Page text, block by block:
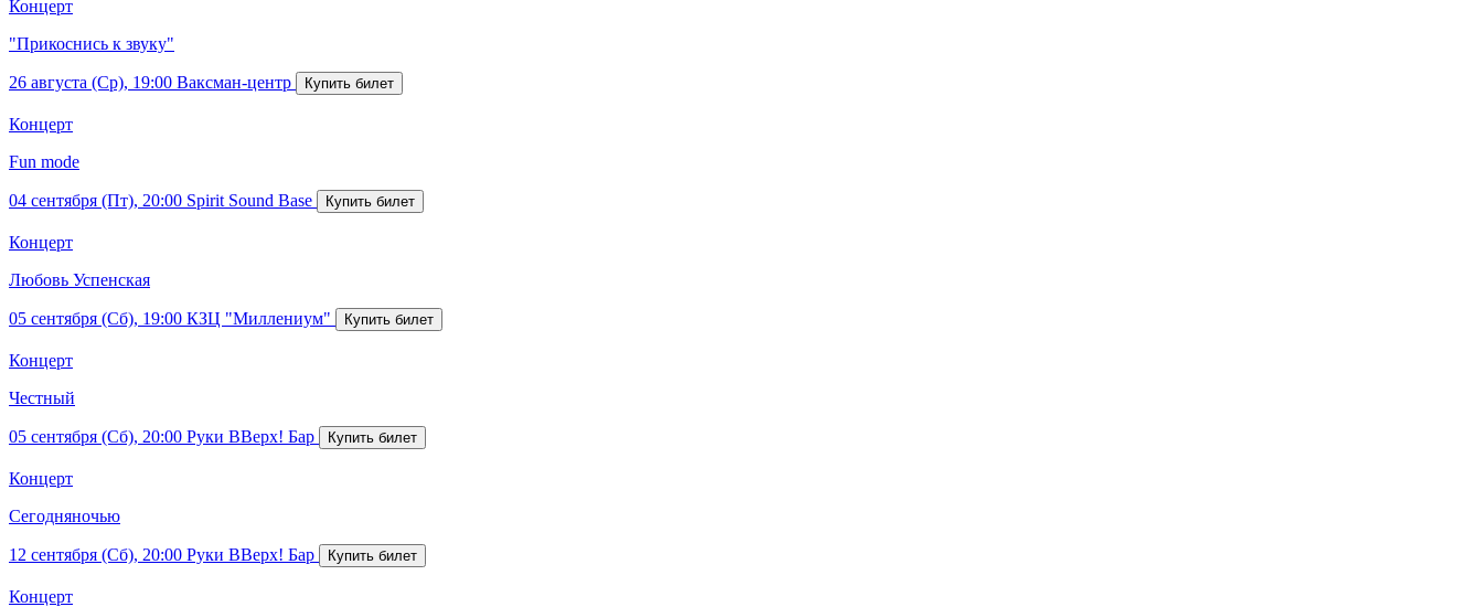
Концерт
"Прикоснись к звуку"
26 августа (Ср), 19:00 Ваксман-центр
Концерт
Fun mode
04 сентября (Пт), 20:00 Spirit Sound Base
Концерт
Любовь Успенская
05 сентября (Сб), 19:00 КЗЦ "Миллениум"
Концерт
Честный
05 сентября (Сб), 20:00 Руки ВВерх! Бар
Концерт
Сегодняночью
12 сентября (Сб), 20:00 Руки ВВерх! Бар
Концерт